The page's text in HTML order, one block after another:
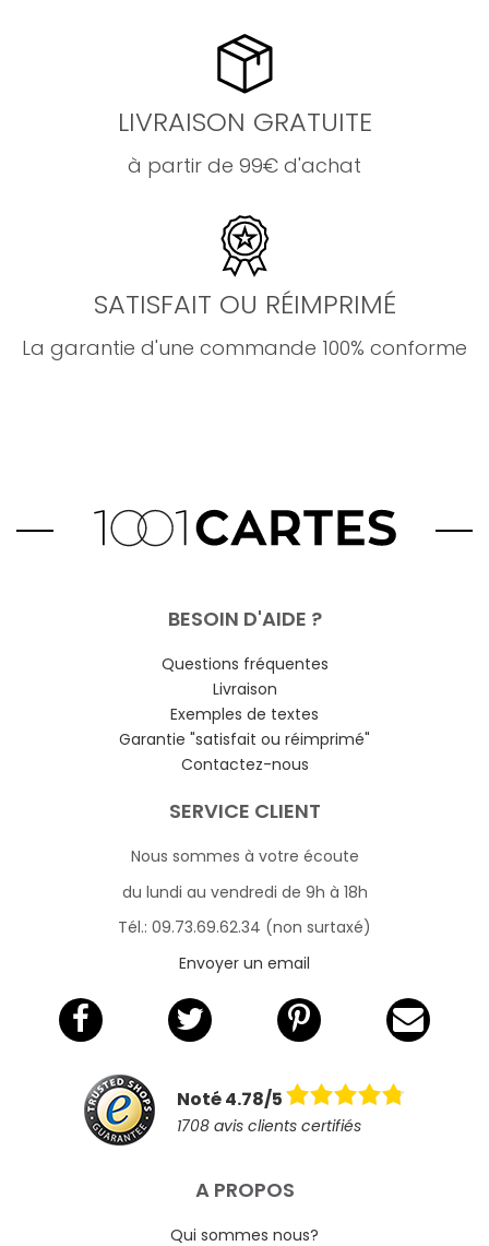
LIVRAISON GRATUITE
à partir de 99€ d'achat
SATISFAIT OU RÉIMPRIMÉ
La garantie d'une commande 100% conforme
BESOIN D'AIDE ?
Questions fréquentes
Livraison
Exemples de textes
Garantie "satisfait ou réimprimé"
Contactez-nous
SERVICE CLIENT
Nous sommes à votre écoute
du lundi au vendredi de 9h à 18h
Tél.: 09.73.69.62.34 (non surtaxé)
Envoyer un email
Noté 4.78/5
1708 avis clients certifiés
A PROPOS
Qui sommes nous?